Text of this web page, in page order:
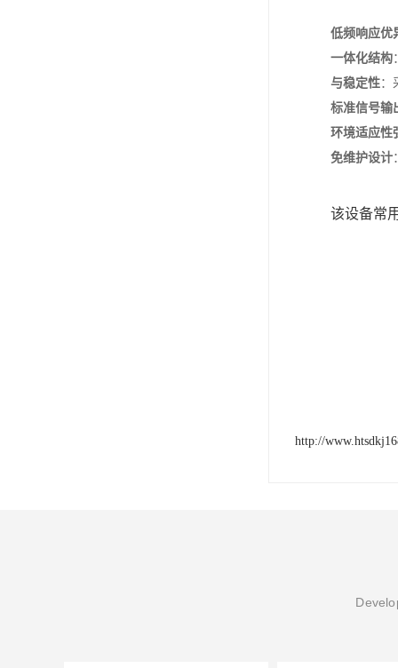
低频响应优
一体化结构
与稳定性：
标准信号输
环境适应性
免维护设计
该设备常
http://